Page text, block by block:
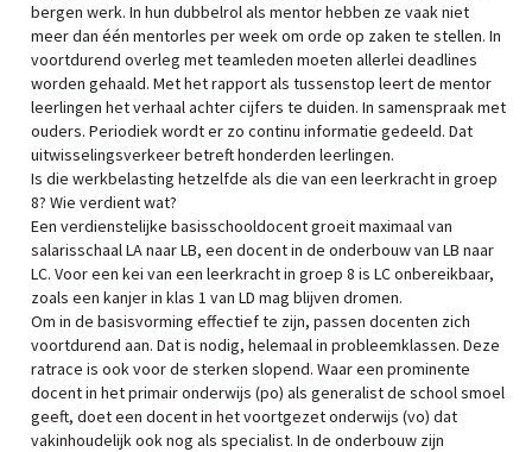
bergen werk. In hun dubbelrol als mentor hebben ze vaak niet
meer dan één mentorles per week om orde op zaken te stellen. In
voortdurend overleg met teamleden moeten allerlei deadlines
worden gehaald. Met het rapport als tussenstop leert de mentor
leerlingen het verhaal achter cijfers te duiden. In samenspraak met
ouders. Periodiek wordt er zo continu informatie gedeeld. Dat
uitwisselingsverkeer betreft honderden leerlingen.
Is die werkbelasting hetzelfde als die van een leerkracht in groep
8? Wie verdient wat?
Een verdienstelijke basisschooldocent groeit maximaal van
salarisschaal LA naar LB, een docent in de onderbouw van LB naar
LC. Voor een kei van een leerkracht in groep 8 is LC onbereikbaar,
zoals een kanjer in klas 1 van LD mag blijven dromen.
Om in de basisvorming effectief te zijn, passen docenten zich
voortdurend aan. Dat is nodig, helemaal in probleemklassen. Deze
ratrace is ook voor de sterken slopend. Waar een prominente
docent in het primair onderwijs (po) als generalist de school smoel
geeft, doet een docent in het voortgezet onderwijs (vo) dat
vakinhoudelijk ook nog als specialist. In de onderbouw zijn